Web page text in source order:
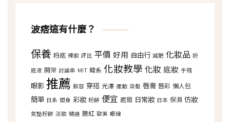
波痞這有什麼？
保養 粉底 裸妝 評比 平價 好用 自由行 減肥 化妝品 粉
底液 開架 討論串 MIT 韓系 化妝教學 化妝 底妝 手殘
眼影 推薦 妝容 穿搭 光澤 運動 染髮 唇膏 唇彩 懶人包
簡單 日系 塑身 彩妝 粉餅 便宜 遮瑕 日常妝 日本 保濕 仿妝
氣墊粉餅 淡妝 精選 腮紅 歐美 眼線